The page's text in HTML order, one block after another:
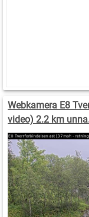
Webkamera E8
video) 2.2 km